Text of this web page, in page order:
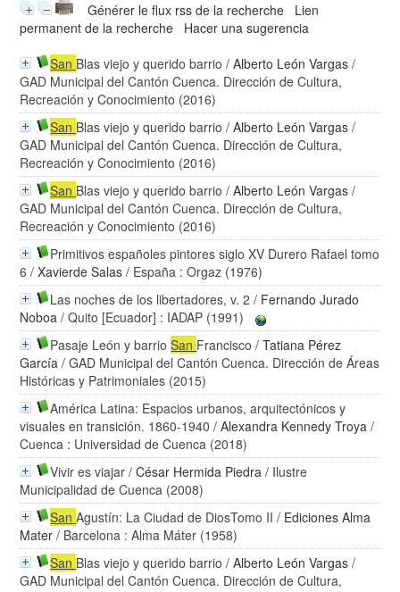
Générer le flux rss de la recherche
Lien
permanent de la recherche
Hacer una sugerencia
San Blas viejo y querido barrio /Alberto León Vargas /
GAD Municipal del Cantón Cuenca. Dirección de Cultura,
Recreación y Conocimiento (2016)
San Blas viejo y querido barrio /Alberto León Vargas /
GAD Municipal del Cantón Cuenca. Dirección de Cultura,
Recreación y Conocimiento (2016)
San Blas viejo y querido barrio /Alberto León Vargas /
GAD Municipal del Cantón Cuenca. Dirección de Cultura,
Recreación y Conocimiento (2016)
Primitivos españoles pintores siglo XV Durero Rafael tomo
6 /Xavierde Salas / España : Orgaz (1976)
Las noches de los libertadores, v. 2 / Fernando Jurado
Noboa / Quito [Ecuador] : IADAP (1991)
Pasaje León y barrioSan Francisco /Tatiana Pérez
García / GAD Municipal del Cantón Cuenca. Dirección de Áreas
Históricas y Patrimoniales (2015)
América Latina: Espacios urbanos, arquitectónicos y
visuales en transición. 1860-1940 /Alexandra Kennedy Troya /
Cuenca : Universidad de Cuenca (2018)
Vivir es viajar /César Hermida Piedra / Ilustre
Municipalidad de Cuenca (2008)
SanAgustín: La Ciudad de DiosTomo II / Ediciones Alma
Mater / Barcelona : Alma Máter (1958)
San Blas viejo y querido barrio /Alberto León Vargas /
GAD Municipal del Cantón Cuenca. Dirección de Cultura,